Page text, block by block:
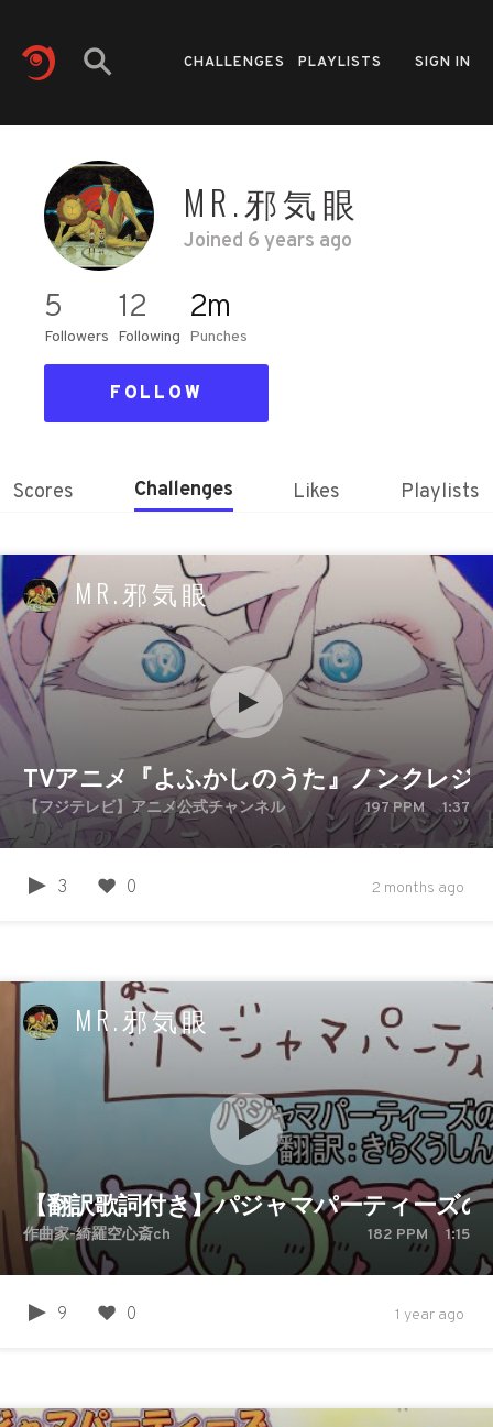
CHALLENGES PLAYLISTS SIGN IN
MR.邪気眼
Joined 6 years ago
5
Followers
12
Following
2m
Punches
FOLLOW
Scores Challenges Likes Playlists
MR.邪気眼
TVアニメ『よふかしのうた』ノンクレジ
【フジテレビ】アニメ公式チャンネル 197 PPM 1:37
3 0 2 months ago
MR.邪気眼
【翻訳歌詞付き】パジャマパーティー
作曲家-綺羅空心斎ch 182 PPM 1:15
9 0 1 year ago